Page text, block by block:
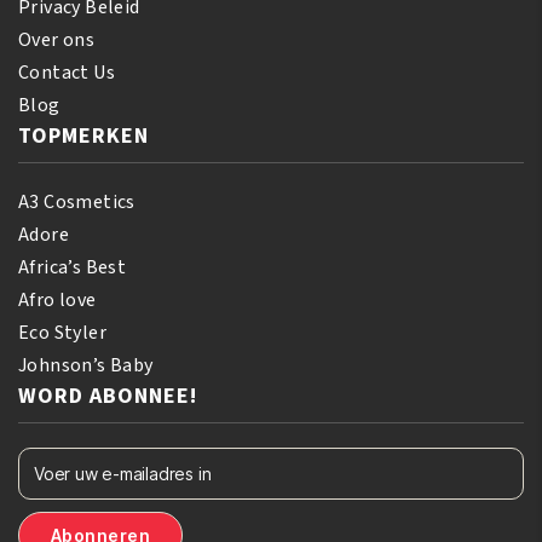
Privacy Beleid
Over ons
Contact Us
Blog
TOPMERKEN
A3 Cosmetics
Adore
Africa’s Best
Afro love
Eco Styler
Johnson’s Baby
WORD ABONNEE!